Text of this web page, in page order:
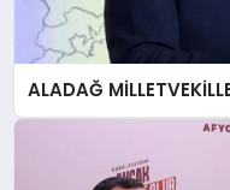
ALADAĞ